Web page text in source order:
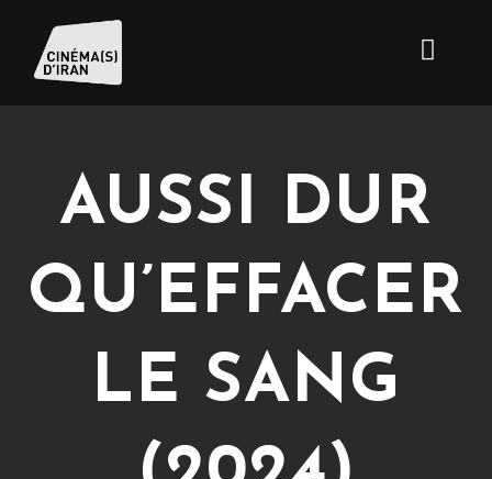
AUSSI DUR
QU’EFFACER
LE SANG